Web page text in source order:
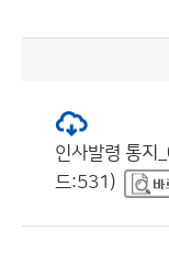
인사발령 통
드:531)